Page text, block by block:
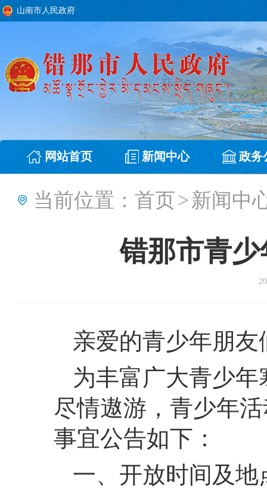
山南市人民政府
网站首页 新闻中心 政务
当前位置： 首页>新闻中
错那市青
亲爱的青少年朋
为丰富广大青少
尽情遨游，青少年
事宜公告如下：
一、开放时间及地